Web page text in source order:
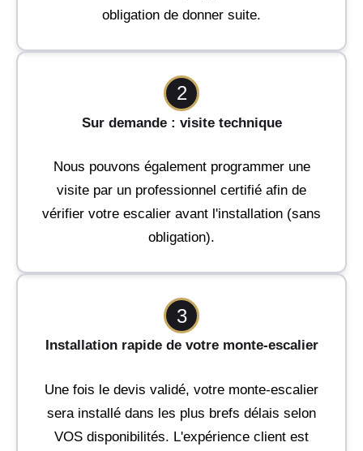
obligation de donner suite.
2
Sur demande : visite technique
Nous pouvons également programmer une
visite par un professionnel certifié afin de
vérifier votre escalier avant l'installation (sans
obligation).
3
Installation rapide de votre monte-escalier
Une fois le devis validé, votre monte-escalier
sera installé dans les plus brefs délais selon
VOS disponibilités. L'expérience client est